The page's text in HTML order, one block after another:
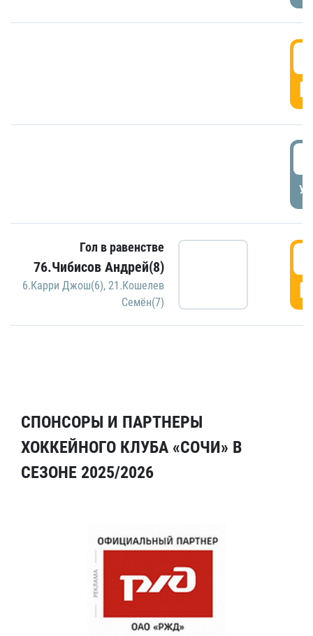
Гол в равенстве
76.Чибисов Андрей(8)
6.Карри Джош(6), 21.Кошелев
Семён(7)
СПОНСОРЫ И ПАРТНЕРЫ
ХОККЕЙНОГО КЛУБА «СОЧИ» В
СЕЗОНЕ 2025/2026